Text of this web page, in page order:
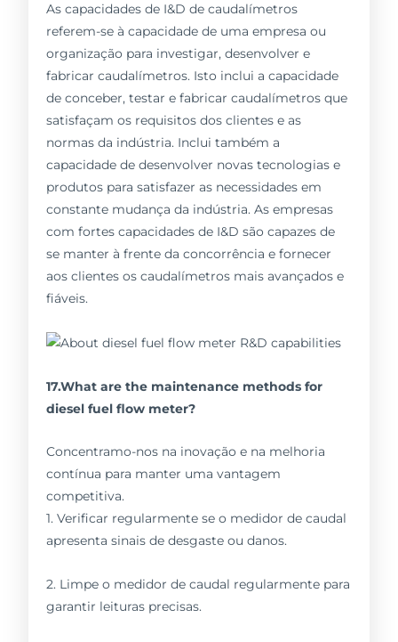
As capacidades de I&D de caudalímetros
referem-se à capacidade de uma empresa ou
organização para investigar, desenvolver e
fabricar caudalímetros. Isto inclui a capacidade
de conceber, testar e fabricar caudalímetros que
satisfaçam os requisitos dos clientes e as
normas da indústria. Inclui também a
capacidade de desenvolver novas tecnologias e
produtos para satisfazer as necessidades em
constante mudança da indústria. As empresas
com fortes capacidades de I&D são capazes de
se manter à frente da concorrência e fornecer
aos clientes os caudalímetros mais avançados e
fiáveis.
17.What are the maintenance methods for
diesel fuel flow meter?
Concentramo-nos na inovação e na melhoria
contínua para manter uma vantagem
competitiva.
1. Verificar regularmente se o medidor de caudal
apresenta sinais de desgaste ou danos.
2. Limpe o medidor de caudal regularmente para
garantir leituras precisas.